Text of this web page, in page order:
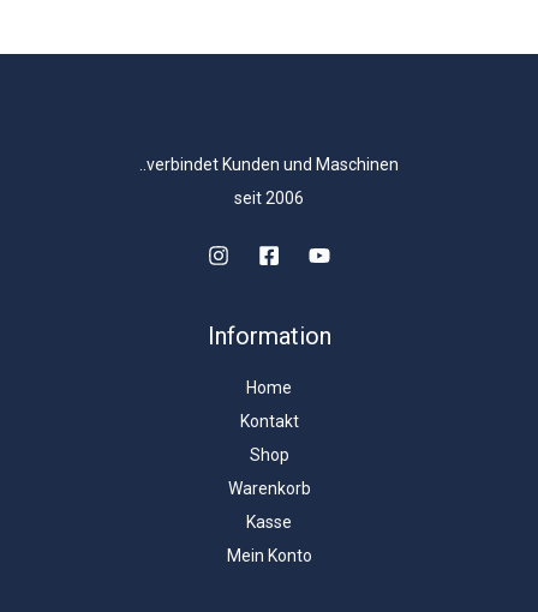
..verbindet Kunden und Maschinen
seit 2006
Information
Home
Kontakt
Shop
Warenkorb
Kasse
Mein Konto